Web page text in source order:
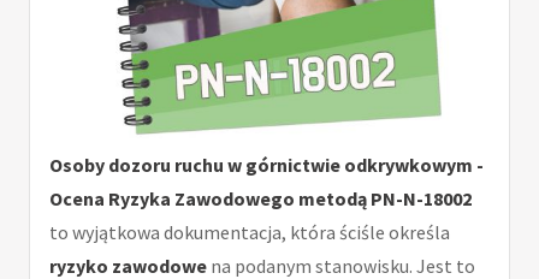
Osoby dozoru ruchu w górnictwie odkrywkowym -
Ocena Ryzyka Zawodowego metodą PN-N-18002
to wyjątkowa dokumentacja, która ściśle określa
ryzyko zawodowe na podanym stanowisku. Jest to